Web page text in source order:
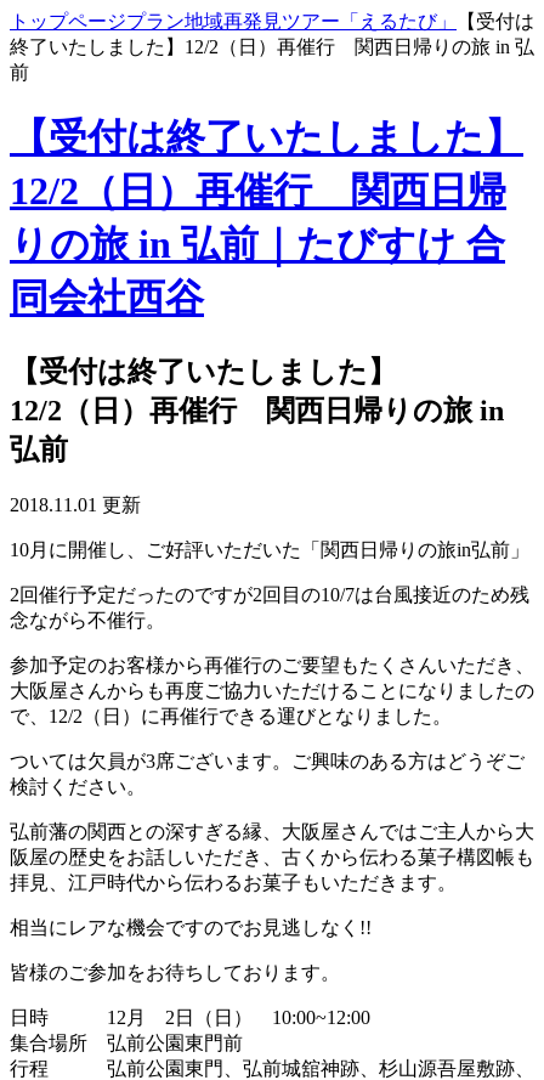
トップページプラン地域再発見ツアー「えるたび」
【受付は
終了いたしました】12/2（日）再催行 関西日帰りの旅 in 弘
前
【受付は終了いたしました】
12/2（日）再催行 関西日帰
りの旅 in 弘前｜たびすけ 合
同会社西谷
【受付は終了いたしました】
12/2（日）再催行 関西日帰りの旅 in
弘前
2018.11.01 更新
10月に開催し、ご好評いただいた「関西日帰りの旅in弘前」
2回催行予定だったのですが2回目の10/7は台風接近のため残
念ながら不催行。
参加予定のお客様から再催行のご要望もたくさんいただき、
大阪屋さんからも再度ご協力いただけることになりましたの
で、12/2（日）に再催行できる運びとなりました。
ついては欠員が3席ございます。ご興味のある方はどうぞご
検討ください。
弘前藩の関西との深すぎる縁、大阪屋さんではご主人から大
阪屋の歴史をお話しいただき、古くから伝わる菓子構図帳も
拝見、江戸時代から伝わるお菓子もいただきます。
相当にレアな機会ですのでお見逃しなく!!
皆様のご参加をお待ちしております。
日時 12月 2日（日） 10:00~12:00
集合場所 弘前公園東門前
行程 弘前公園東門、弘前城舘神跡、杉山源吾屋敷跡、